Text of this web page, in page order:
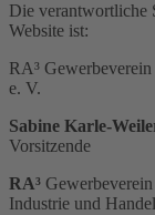
Die verantwortliche
Website ist:
RA³
e. V.
Sabine Karle-
Vorsitzende
RA³
Industrie und